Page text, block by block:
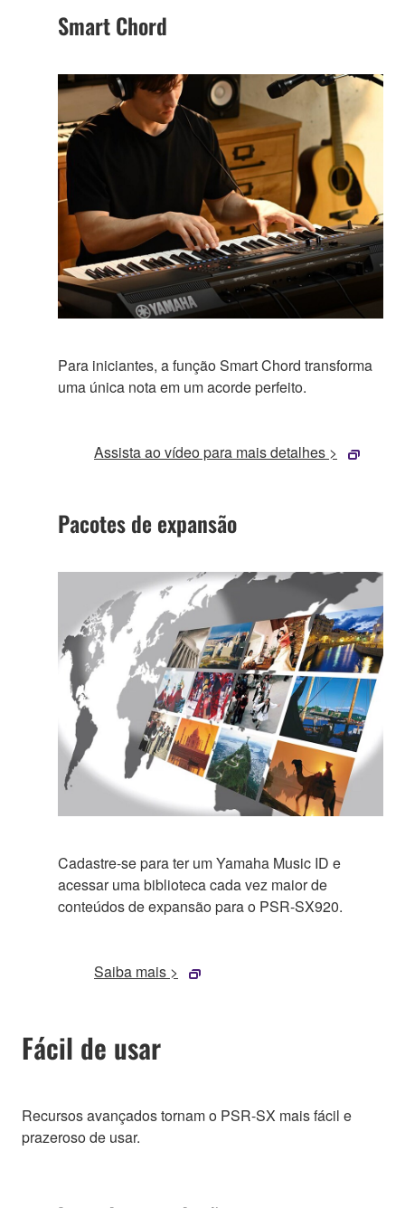
Smart Chord
Para iniciantes, a função Smart Chord transforma
uma única nota em um acorde perfeito.
Assista ao vídeo para mais detalhes >
Pacotes de expansão
Cadastre-se para ter um Yamaha Music ID e
acessar uma biblioteca cada vez maior de
conteúdos de expansão para o PSR-SX920.
Saiba mais >
Fácil de usar
Recursos avançados tornam o PSR-SX mais fácil e
prazeroso de usar.